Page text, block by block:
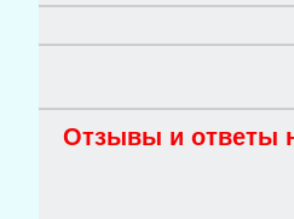
Отзывы и ответы